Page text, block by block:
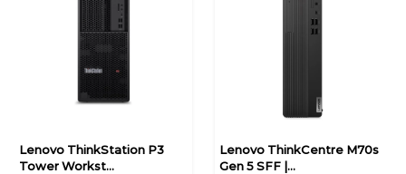
Lenovo ThinkStation P3
Tower Workst...
Lenovo ThinkCentre M70s
Gen 5 SFF |...